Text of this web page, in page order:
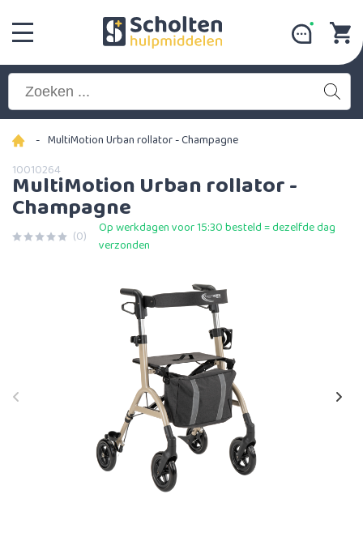
- MultiMotion Urban rollator - Champagne
10010264
MultiMotion Urban rollator -
Champagne
(0)
Op werkdagen voor 15:30 besteld = dezelfde dag
verzonden